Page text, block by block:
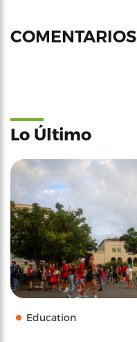
COMENTARIOS
Lo Último
Education